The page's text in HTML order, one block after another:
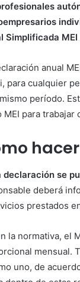
Simplificada
anual
para cualquier
período.
MEI para trabajar
declaración se
deberá
prestados
la normativa, el
mensual.
uno, de